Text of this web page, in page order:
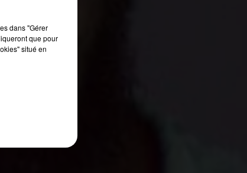
dans "Gérer
que pour
situé en